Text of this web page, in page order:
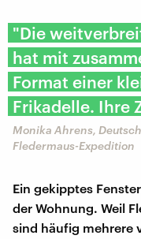
"Die
hat mit
Format einer
Frikadelle. Ihre
Monika Ahrens,
Fledermaus-Expedition
Ein gekipptes
der Wohnung. Weil
sind häufig mehrere